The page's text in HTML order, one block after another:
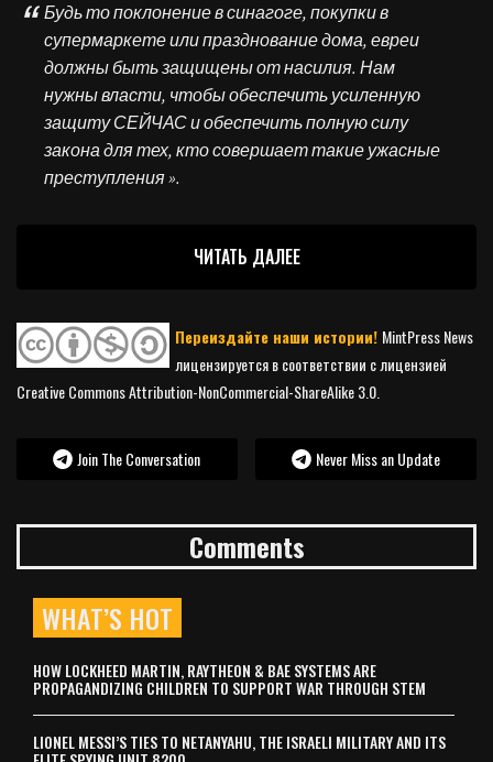
Будь то поклонение в синагоге, покупки в
супермаркете или празднование дома, евреи
должны быть защищены от насилия. Нам
нужны власти, чтобы обеспечить усиленную
защиту СЕЙЧАС и обеспечить полную силу
закона для тех, кто совершает такие ужасные
преступления ».
ЧИТАТЬ ДАЛЕЕ
Переиздайте наши истории! MintPress News
лицензируется в соответствии с лицензией
Creative Commons Attribution-NonCommercial-ShareAlike 3.0.
Join The Conversation Never Miss an Update
Comments
WHAT’S HOT
HOW LOCKHEED MARTIN, RAYTHEON & BAE SYSTEMS ARE
PROPAGANDIZING CHILDREN TO SUPPORT WAR THROUGH STEM
LIONEL MESSI’S TIES TO NETANYAHU, THE ISRAELI MILITARY AND ITS